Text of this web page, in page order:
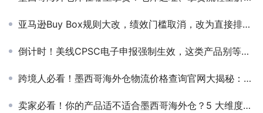
亚马逊Buy Box规则大改，绩效门槛取消，改为直接排名竞争
倒计时！美线CPSC电子申报强制生效，这类产品别等扣货才补资料
跨境人必看！墨西哥海外仓物流价格查询官网大揭秘：卖家都该知道的省钱招！
卖家必看！你的产品适不适合墨西哥海外仓？5 大维度精准判断